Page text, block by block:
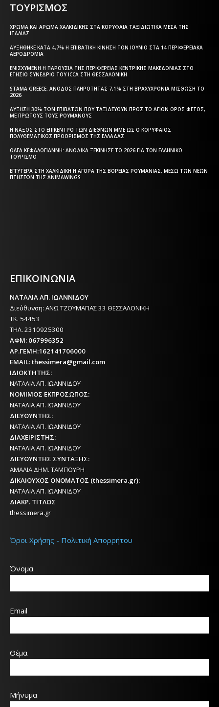
ΤΟΥΡΙΣΜΟΣ
ΧΡΏΜΑ ΚΑΙ ΆΡΩΜΑ ΧΑΛΚΙΔΙΚΉΣ ΣΤΑ ΚΟΡΥΦΑΊΑ ΤΑΞΙΔΙΩΤΙΚΆ ΜΈΣΑ ΤΗΣ
ΙΤΑΛΊΑΣ
ΑΥΞΉΘΗΚΕ ΚΑΤΆ 4,7% Η ΕΠΙΒΑΤΙΚΉ ΚΊΝΗΣΗ ΤΟΝ ΙΟΎΝΙΟ ΣΤΑ 14 ΠΕΡΙΦΕΡΕΙΑΚΆ
ΑΕΡΟΔΡΌΜΙΑ
ΕΝΙΣΧΥΜΈΝΗ Η ΠΑΡΟΥΣΊΑ ΤΗΣ ΠΕΡΙΦΈΡΕΙΑΣ ΚΕΝΤΡΙΚΉΣ ΜΑΚΕΔΟΝΊΑΣ ΣΤΟ
ΕΤΉΣΙΟ ΣΥΝΈΔΡΙΟ ΤΟΥ ICCA ΣΤΗ ΘΕΣΣΑΛΟΝΊΚΗ
STAMA GREECE: ΆΝΟΔΟΣ ΠΛΗΡΌΤΗΤΑΣ 7,1% ΣΤΗ ΒΡΑΧΥΧΡΌΝΙΑ ΜΊΣΘΩΣΗ ΤΟ
2026
ΑΎΞΗΣΗ 30% ΤΩΝ ΕΠΙΒΑΤΏΝ ΠΟΥ ΤΑΞΙΔΕΎΟΥΝ ΠΡΟΣ ΤΟ ΆΓΙΟΝ ΌΡΟΣ ΦΈΤΟΣ,
ΜΕ ΠΡΏΤΟΥΣ ΤΟΥΣ ΡΟΥΜΆΝΟΥΣ
Η ΝΆΞΟΣ ΣΤΟ ΕΠΊΚΕΝΤΡΟ ΤΩΝ ΔΙΕΘΝΏΝ ΜΜΕ ΩΣ Ο ΚΟΡΥΦΑΊΟΣ
ΠΟΛΥΘΕΜΑΤΙΚΌΣ ΠΡΟΟΡΙΣΜΌΣ ΤΗΣ ΕΛΛΆΔΑΣ
ΌΛΓΑ ΚΕΦΑΛΟΓΙΆΝΝΗ: ΑΝΟΔΙΚΆ ΞΕΚΊΝΗΣΕ ΤΟ 2026 ΓΙΑ ΤΟΝ ΕΛΛΗΝΙΚΌ
ΤΟΥΡΙΣΜΌ
ΕΓΓΎΤΕΡΑ ΣΤΗ ΧΑΛΚΙΔΙΚΉ Η ΑΓΟΡΆ ΤΗΣ ΒΌΡΕΙΑΣ ΡΟΥΜΑΝΊΑΣ, ΜΈΣΩ ΤΩΝ ΝΈΩΝ
ΠΤΉΣΕΩΝ ΤΗΣ ANIMAWINGS
ΕΠΙΚΟΙΝΩΝΙΑ
ΝΑΤΑΛΙΑ ΑΠ. ΙΩΑΝΝΙΔΟΥ
Διεύθυνση: ΑΝΩ ΤΖΟΥΜΑΓΙΑΣ 33 ΘΕΣΣΑΛΟΝΙΚΗ
ΤΚ. 54453
ΤΗΛ. 2310925300
ΑΦΜ: 067996352
ΑΡ.ΓΕΜΗ:162141706000
EMAIL: thessimera@gmail.com
ΙΔΙΟΚΤΗΤΗΣ:
ΝΑΤΑΛΙΑ ΑΠ. ΙΩΑΝΝΙΔΟΥ
ΝΟΜΙΜΟΣ ΕΚΠΡΟΣΩΠΟΣ:
ΝΑΤΑΛΙΑ ΑΠ. ΙΩΑΝΝΙΔΟΥ
ΔΙΕΥΘΥΝΤΗΣ:
ΝΑΤΑΛΙΑ ΑΠ. ΙΩΑΝΝΙΔΟΥ
ΔΙΑΧΕΙΡΙΣΤΗΣ:
ΝΑΤΑΛΙΑ ΑΠ. ΙΩΑΝΝΙΔΟΥ
ΔΙΕΥΘΥΝΤΗΣ ΣΥΝΤΑΞΗΣ:
ΑΜΑΛΙΑ ΔΗΜ. ΤΑΜΠΟΥΡΗ
ΔΙΚΑΙΟΥΧΟΣ ΟΝΟΜΑΤΟΣ (thessimera.gr):
ΝΑΤΑΛΙΑ ΑΠ. ΙΩΑΝΝΙΔΟΥ
ΔΙΑΚΡ. ΤΙΤΛΟΣ
thessimera.gr
Όροι Χρήσης - Πολιτική Απορρήτου
Όνομα
Email
Θέμα
Μήνυμα